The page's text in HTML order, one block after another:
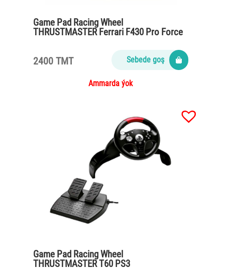
Game Pad Racing Wheel
THRUSTMASTER Ferrari F430 Pro Force
2400 TMT Sebede goş
Ammarda ýok
Game Pad Racing Wheel
THRUSTMASTER T60 PS3